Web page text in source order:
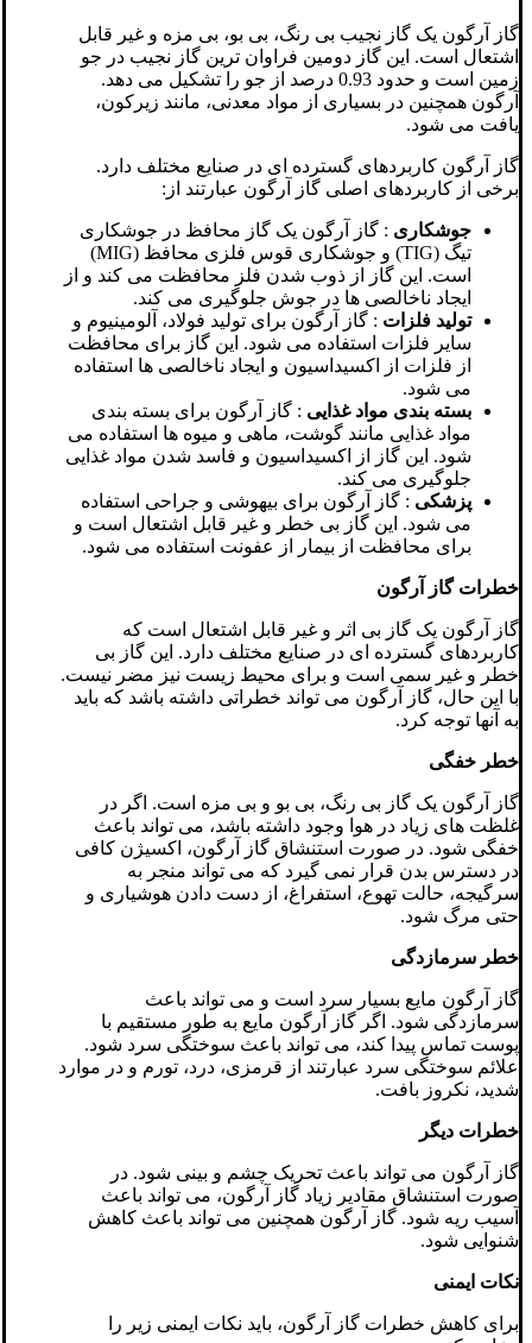
گاز آرگون یک گاز نجیب بی رنگ، بی بو، بی مزه و غیر قابل
اشتعال است. این گاز دومین فراوان ترین گاز نجیب در جو
زمین است و حدود 0.93 درصد از جو را تشکیل می دهد.
آرگون همچنین در بسیاری از مواد معدنی، مانند زیرکون،
یافت می شود.
گاز آرگون کاربردهای گسترده ای در صنایع مختلف دارد.
برخی از کاربردهای اصلی گاز آرگون عبارتند از:
جوشکاری : گاز آرگون یک گاز محافظ در جوشکاری
تیگ (TIG) و جوشکاری قوس فلزی محافظ (MIG)
است. این گاز از ذوب شدن فلز محافظت می کند و از
ایجاد ناخالصی ها در جوش جلوگیری می کند.
تولید فلزات : گاز آرگون برای تولید فولاد، آلومینیوم و
سایر فلزات استفاده می شود. این گاز برای محافظت
از فلزات از اکسیداسیون و ایجاد ناخالصی ها استفاده
می شود.
بسته بندی مواد غذایی : گاز آرگون برای بسته بندی
مواد غذایی مانند گوشت، ماهی و میوه ها استفاده می
شود. این گاز از اکسیداسیون و فاسد شدن مواد غذایی
جلوگیری می کند.
پزشکی : گاز آرگون برای بیهوشی و جراحی استفاده
می شود. این گاز بی خطر و غیر قابل اشتعال است و
برای محافظت از بیمار از عفونت استفاده می شود.
خطرات گاز آرگون
گاز آرگون یک گاز بی اثر و غیر قابل اشتعال است که
کاربردهای گسترده ای در صنایع مختلف دارد. این گاز بی
خطر و غیر سمی است و برای محیط زیست نیز مضر نیست.
با این حال، گاز آرگون می تواند خطراتی داشته باشد که باید
به آنها توجه کرد.
خطر خفگی
گاز آرگون یک گاز بی رنگ، بی بو و بی مزه است. اگر در
غلظت های زیاد در هوا وجود داشته باشد، می تواند باعث
خفگی شود. در صورت استنشاق گاز آرگون، اکسیژن کافی
در دسترس بدن قرار نمی گیرد که می تواند منجر به
سرگیجه، حالت تهوع، استفراغ، از دست دادن هوشیاری و
حتی مرگ شود.
خطر سرمازدگی
گاز آرگون مایع بسیار سرد است و می تواند باعث
سرمازدگی شود. اگر گاز آرگون مایع به طور مستقیم با
پوست تماس پیدا کند، می تواند باعث سوختگی سرد شود.
علائم سوختگی سرد عبارتند از قرمزی، درد، تورم و در موارد
شدید، نکروز بافت.
خطرات دیگر
گاز آرگون می تواند باعث تحریک چشم و بینی شود. در
صورت استنشاق مقادیر زیاد گاز آرگون، می تواند باعث
آسیب ریه شود. گاز آرگون همچنین می تواند باعث کاهش
شنوایی شود.
نکات ایمنی
برای کاهش خطرات گاز آرگون، باید نکات ایمنی زیر را